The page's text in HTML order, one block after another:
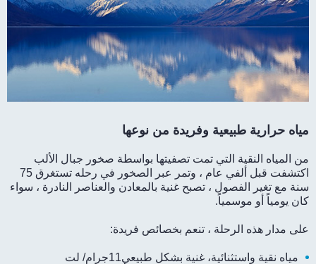
مياه حرارية طبيعية وفريدة من نوعها
من المياه النقية التي تمت تصفيتها بواسطة صخور جبال الألب
اكتشفت قبل ألفي عام ، وتمر عبر الصخور في رحله تستغرق 75
سنة مع تغير الفصول ، تصبح غنية بالمعادن والعناصر النادرة ، سواء
كان يومياً أو موسمياً.
على مدار هذه الرحلة ، تنعم بخصائص فريدة:
مياه نقية واستثنائية، غنية بشكل طبيعي11جرام/ لت